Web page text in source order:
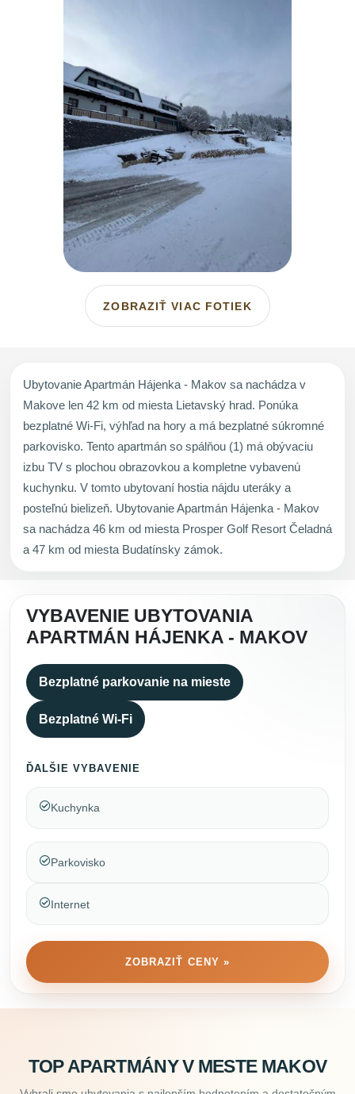
ZOBRAZIŤ VIAC FOTIEK
Ubytovanie Apartmán Hájenka - Makov sa nachádza v
Makove len 42 km od miesta Lietavský hrad. Ponúka
bezplatné Wi-Fi, výhľad na hory a má bezplatné súkromné
parkovisko. Tento apartmán so spálňou (1) má obývaciu
izbu TV s plochou obrazovkou a kompletne vybavenú
kuchynku. V tomto ubytovaní hostia nájdu uteráky a
posteľnú bielizeň. Ubytovanie Apartmán Hájenka - Makov
sa nachádza 46 km od miesta Prosper Golf Resort Čeladná
a 47 km od miesta Budatínsky zámok.
VYBAVENIE UBYTOVANIA
APARTMÁN HÁJENKA - MAKOV
Bezplatné parkovanie na mieste
Bezplatné Wi-Fi
ĎALŠIE VYBAVENIE
Kuchynka
Parkovisko
Internet
ZOBRAZIŤ CENY »
TOP APARTMÁNY V MESTE MAKOV